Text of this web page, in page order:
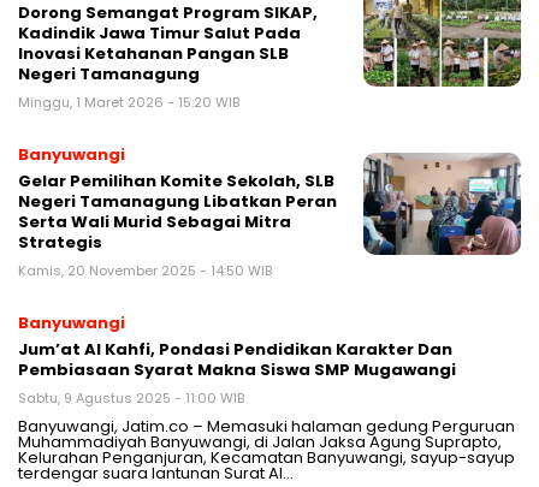
Dorong Semangat Program SIKAP,
Kadindik Jawa Timur Salut Pada
Inovasi Ketahanan Pangan SLB
Negeri Tamanagung
Minggu, 1 Maret 2026 - 15:20 WIB
Banyuwangi
Gelar Pemilihan Komite Sekolah, SLB
Negeri Tamanagung Libatkan Peran
Serta Wali Murid Sebagai Mitra
Strategis
Kamis, 20 November 2025 - 14:50 WIB
Banyuwangi
Jum’at Al Kahfi, Pondasi Pendidikan Karakter Dan
Pembiasaan Syarat Makna Siswa SMP Mugawangi
Sabtu, 9 Agustus 2025 - 11:00 WIB
Banyuwangi, Jatim.co – Memasuki halaman gedung Perguruan
Muhammadiyah Banyuwangi, di Jalan Jaksa Agung Suprapto,
Kelurahan Penganjuran, Kecamatan Banyuwangi, sayup-sayup
terdengar suara lantunan Surat Al…